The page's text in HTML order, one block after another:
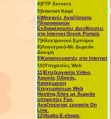
4)FTP Servers
5)Internet Καφέ
6)Μηχανές Αναζήτησης
Πληροφοριών
Ενδιαφέρουσες Διευθύνσεις
στο Internet,Greek Portals
7)Ηλεκτρονικό Εμπόριο
8)Λογισμικό-Με Δωρεάν
Δοκιμή
9)Κατασκευαστές στο Internet
10)Υπηρεσίες Web
11)Επεξεργασία Video,
Χρυσός Οδηγός,
Καταχώριση
Επιχειρήσεων,Web
Hosting,Sites με δωρεάν
υπηρεσίες Fax,
Aναζητώντας εργασία On
Line
12)Audio,E-shops,